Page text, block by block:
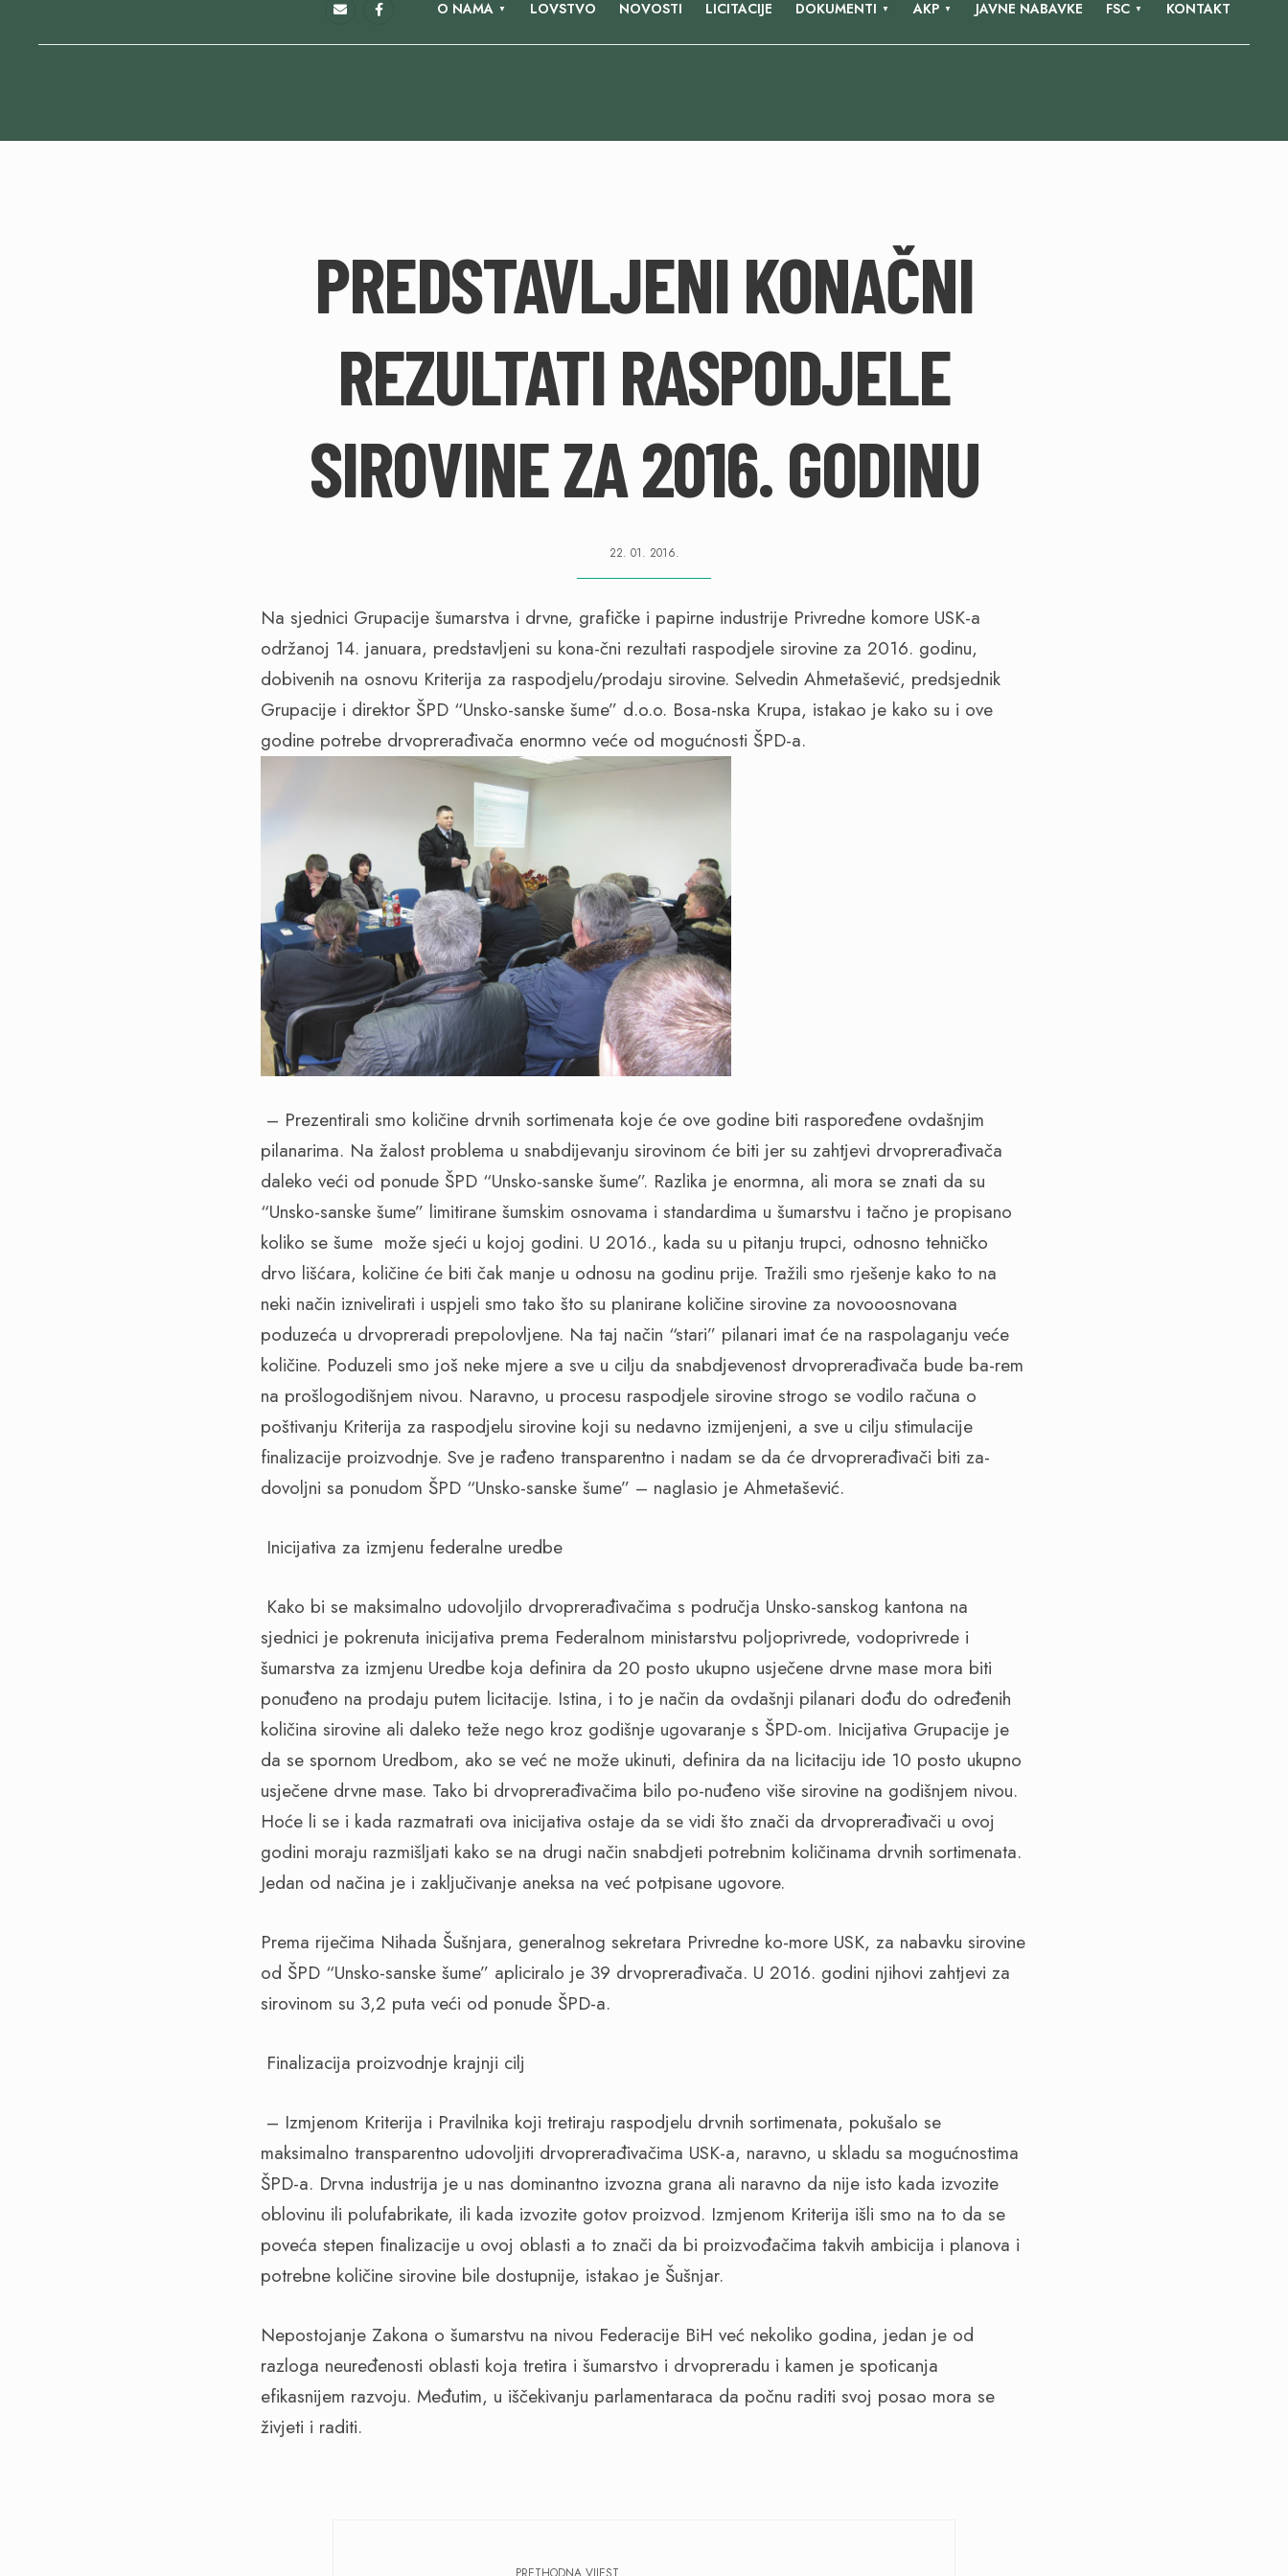
O NAMA LOVSTVO NOVOSTI LICITACIJE DOKUMENTI AKP JAVNE NABAVKE FSC KONTAKT
PREDSTAVLJENI KONAČNI
REZULTATI RASPODJELE
SIROVINE ZA 2016. GODINU
22. 01. 2016.
Na sjednici Grupacije šumarstva i drvne, grafičke i papirne industrije Privredne komore USK-a
održanoj 14. januara, predstavljeni su kona-čni rezultati raspodjele sirovine za 2016. godinu,
dobivenih na osnovu Kriterija za raspodjelu/prodaju sirovine. Selvedin Ahmetašević, predsjednik
Grupacije i direktor ŠPD “Unsko-sanske šume” d.o.o. Bosa-nska Krupa, istakao je kako su i ove
godine potrebe drvoprerađivača enormno veće od mogućnosti ŠPD-a.
– Prezentirali smo količine drvnih sortimenata koje će ove godine biti raspoređene ovdašnjim
pilanarima. Na žalost problema u snabdijevanju sirovinom će biti jer su zahtjevi drvoprerađivača
daleko veći od ponude ŠPD “Unsko-sanske šume”. Razlika je enormna, ali mora se znati da su
“Unsko-sanske šume” limitirane šumskim osnovama i standardima u šumarstvu i tačno je propisano
koliko se šume može sjeći u kojoj godini. U 2016., kada su u pitanju trupci, odnosno tehničko
drvo lišćara, količine će biti čak manje u odnosu na godinu prije. Tražili smo rješenje kako to na
neki način iznivelirati i uspjeli smo tako što su planirane količine sirovine za novooosnovana
poduzeća u drvopreradi prepolovljene. Na taj način “stari” pilanari imat će na raspolaganju veće
količine. Poduzeli smo još neke mjere a sve u cilju da snabdjevenost drvoprerađivača bude ba-rem
na prošlogodišnjem nivou. Naravno, u procesu raspodjele sirovine strogo se vodilo računa o
poštivanju Kriterija za raspodjelu sirovine koji su nedavno izmijenjeni, a sve u cilju stimulacije
finalizacije proizvodnje. Sve je rađeno transparentno i nadam se da će drvoprerađivači biti za-
dovoljni sa ponudom ŠPD “Unsko-sanske šume” – naglasio je Ahmetašević.
Inicijativa za izmjenu federalne uredbe
Kako bi se maksimalno udovoljilo drvoprerađivačima s područja Unsko-sanskog kantona na
sjednici je pokrenuta inicijativa prema Federalnom ministarstvu poljoprivrede, vodoprivrede i
šumarstva za izmjenu Uredbe koja definira da 20 posto ukupno usječene drvne mase mora biti
ponuđeno na prodaju putem licitacije. Istina, i to je način da ovdašnji pilanari dođu do određenih
količina sirovine ali daleko teže nego kroz godišnje ugovaranje s ŠPD-om. Inicijativa Grupacije je
da se spornom Uredbom, ako se već ne može ukinuti, definira da na licitaciju ide 10 posto ukupno
usječene drvne mase. Tako bi drvoprerađivačima bilo po-nuđeno više sirovine na godišnjem nivou.
Hoće li se i kada razmatrati ova inicijativa ostaje da se vidi što znači da drvoprerađivači u ovoj
godini moraju razmišljati kako se na drugi način snabdjeti potrebnim količinama drvnih sortimenata.
Jedan od načina je i zaključivanje aneksa na već potpisane ugovore.
Prema riječima Nihada Šušnjara, generalnog sekretara Privredne ko-more USK, za nabavku sirovine
od ŠPD “Unsko-sanske šume” apliciralo je 39 drvoprerađivača. U 2016. godini njihovi zahtjevi za
sirovinom su 3,2 puta veći od ponude ŠPD-a.
Finalizacija proizvodnje krajnji cilj
– Izmjenom Kriterija i Pravilnika koji tretiraju raspodjelu drvnih sortimenata, pokušalo se
maksimalno transparentno udovoljiti drvoprerađivačima USK-a, naravno, u skladu sa mogućnostima
ŠPD-a. Drvna industrija je u nas dominantno izvozna grana ali naravno da nije isto kada izvozite
oblovinu ili polufabrikate, ili kada izvozite gotov proizvod. Izmjenom Kriterija išli smo na to da se
poveća stepen finalizacije u ovoj oblasti a to znači da bi proizvođačima takvih ambicija i planova i
potrebne količine sirovine bile dostupnije, istakao je Šušnjar.
Nepostojanje Zakona o šumarstvu na nivou Federacije BiH već nekoliko godina, jedan je od
razloga neuređenosti oblasti koja tretira i šumarstvo i drvopreradu i kamen je spoticanja
efikasnijem razvoju. Međutim, u iščekivanju parlamentaraca da počnu raditi svoj posao mora se
živjeti i raditi.